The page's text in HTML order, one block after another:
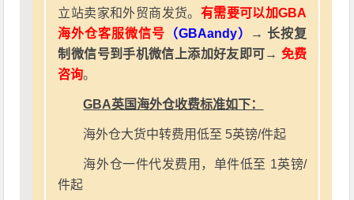
立站卖家和外贸商发货。 有需要可以加GBA
海外仓客服微信号 （GBAandy）
→ 长按复
制微信号到手机微信上添加好友即可→ 免费
咨询。
GBA英国海外仓收费标准如下：
海外仓大货中转费用低至 5英镑/件起
海外仓一件代发费用，单件低至 1英镑/
件起